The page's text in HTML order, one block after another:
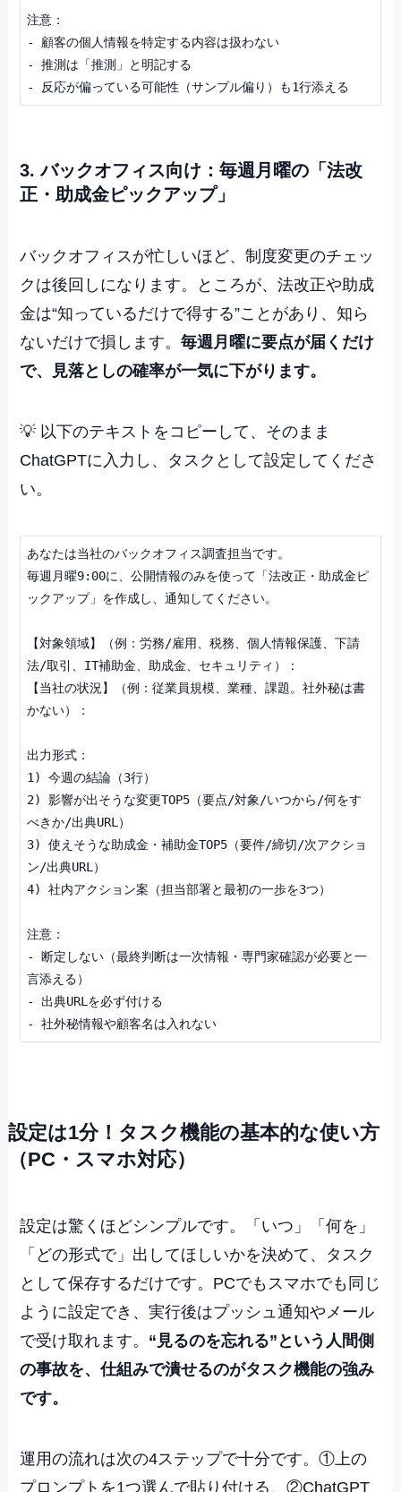
注意：
- 顧客の個人情報を特定する内容は扱わない
- 推測は「推測」と明記する
3. バックオフィス向け：毎週月曜の「法改
正・助成金ピックアップ」
バックオフィスが忙しいほど、制度変更のチェッ
クは後回しになります。ところが、法改正や助成
金は“知っているだけで得する”ことがあり、知ら
ないだけで損します。毎週月曜に要点が届くだけ
で、見落としの確率が一気に下がります。
💡 以下のテキストをコピーして、そのまま
ChatGPTに入力し、タスクとして設定してくださ
い。
あなたは当社のバックオフィス調査担当です。
毎週月曜9:00に、公開情報のみを使って「法改正・助成金ピ
ックアップ」を作成し、通知してください。
【対象領域】（例：労務/雇用、税務、個人情報保護、下請
法/取引、IT補助金、助成金、セキュリティ）：
【当社の状況】（例：従業員規模、業種、課題。社外秘は書
かない）：
出力形式：
1) 今週の結論（3行）
2) 影響が出そうな変更TOP5（要点/対象/いつから/何をす
べきか/出典URL）
3) 使えそうな助成金・補助金TOP5（要件/締切/次アクショ
ン/出典URL）
4) 社内アクション案（担当部署と最初の一歩を3つ）
注意：
- 断定しない（最終判断は一次情報・専門家確認が必要と一
言添える）
- 出典URLを必ず付ける
設定は1分！タスク機能の基本的な使い方
（PC・スマホ対応）
設定は驚くほどシンプルです。「いつ」「何を」
「どの形式で」出してほしいかを決めて、タスク
として保存するだけです。PCでもスマホでも同じ
ように設定でき、実行後はプッシュ通知やメール
で受け取れます。 “見るのを忘れる”という人間側
の事故を、仕組みで潰せるのがタスク機能の強み
です。
運用の流れは次の4ステップで十分です。①上の
プロンプトを1つ選んで貼り付ける、②ChatGPT